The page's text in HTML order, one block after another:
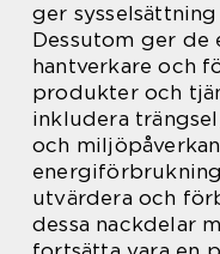
ger
Dessutom ger de
hantverkare och
produkter och
inkludera
och
utvärdera och
dessa nackdelar